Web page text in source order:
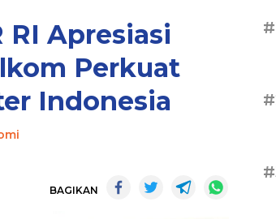
RI Apresiasi
Perkuat
Indonesia
BAGIKAN